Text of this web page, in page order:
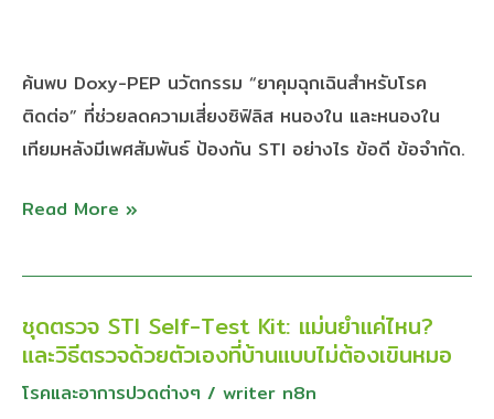
เชื้อ
ค้นพบ Doxy-PEP นวัตกรรม “ยาคุมฉุกเฉินสำหรับโรค
ติดต่อ” ที่ช่วยลดความเสี่ยงซิฟิลิส หนองใน และหนองใน
เทียมหลังมีเพศสัมพันธ์ ป้องกัน STI อย่างไร ข้อดี ข้อจำกัด.
ฉุกเฉิน
สำหรับ
โรค
ที่
ลด
เสี่ยง
ซิฟิลิส
และ
Read More »
ชุดตรวจ STI Self-Test Kit: แม่นยำแค่ไหน?
และวิธีตรวจด้วยตัวเองที่บ้านแบบไม่ต้องเขินหมอ
โรคและอาการปวดต่างๆ / writer n8n
ชุด
ตรวจ
STI